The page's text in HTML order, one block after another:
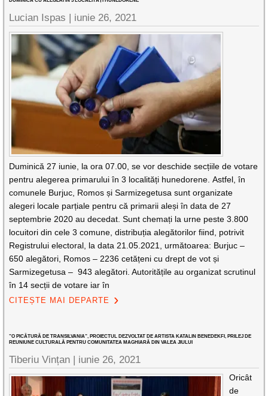
Lucian Ispas | iunie 26, 2021
Duminică 27 iunie, la ora 07.00, se vor deschide secțiile de votare
pentru alegerea primarului în 3 localități hunedorene. Astfel, în
comunele Burjuc, Romos și Sarmizegetusa sunt organizate
alegeri locale parțiale pentru că primarii aleși în data de 27
septembrie 2020 au decedat. Sunt chemați la urne peste 3.800
locuitori din cele 3 comune, distribuția alegătorilor fiind, potrivit
Registrului electoral, la data 21.05.2021, următoarea: Burjuc –
650 alegători, Romos – 2236 cetățeni cu drept de vot și
Sarmizegetusa – 943 alegători. Autoritățile au organizat scrutinul
în 14 secții de votare iar în
CITEȘTE MAI DEPARTE
”O PICĂTURĂ DE TRANSILVANIA”, PROIECTUL DEZVOLTAT DE ARTISTA KATALIN BENEDEKFI, PRILEJ DE
REUNIUNE CULTURALĂ PENTRU COMUNITATEA MAGHIARĂ DIN VALEA JIULUI
Tiberiu Vințan | iunie 26, 2021
Oricât
de